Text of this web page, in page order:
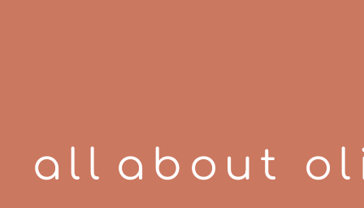
a l l a b o u t o l